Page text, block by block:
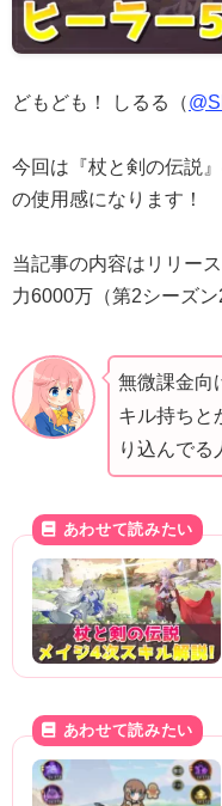
どもども！ しるる（
今回は『杖と剣の伝説
の使用感になります！
当記事の内容はリリー
力6000万（第2シーズ
無微課金向
キル持ちと
り込んでる